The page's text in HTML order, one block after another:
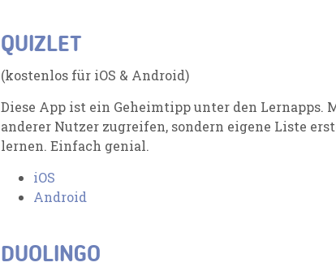
QUIZLET
(kostenlos für iOS & Android)
Diese App ist ein Geheimtipp unter den Lernapps.
anderer Nutzer zugreifen, sondern eigene Liste
lernen. Einfach genial.
iOS
Android
DUOLINGO